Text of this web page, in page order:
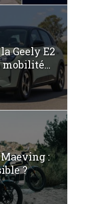
Geely E2
mobilité...
:
?